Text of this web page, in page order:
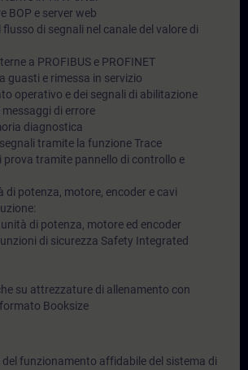
BOP e server web
di segnali nel canale del valore di
a PROFIBUS e PROFINET
guasti e rimessa in servizio
operativo e dei segnali di abilitazione
di errore
diagnostica
tramite la funzione Trace
prova tramite pannello di controllo e
di potenza, motore, encoder e cavi
di potenza, motore ed encoder
di sicurezza Safety Integrated
su attrezzature di allenamento con
Booksize
del funzionamento affidabile del sistema di